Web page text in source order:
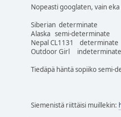
Nopeasti googlaten, vain
Siberian determinate
Alaska semi-determinate
Nepal CL1131 determinate
Outdoor Girl indeterminate
Tiedäpä häntä sopiiko semi-
Siemenistä riittäisi muillekin: